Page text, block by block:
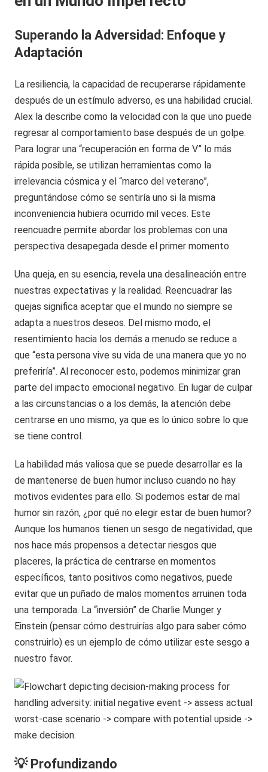
Superando la Adversidad: Enfoque y
Adaptación
La resiliencia, la capacidad de recuperarse rápidamente
después de un estímulo adverso, es una habilidad crucial.
Alex la describe como la velocidad con la que uno puede
regresar al comportamiento base después de un golpe.
Para lograr una “recuperación en forma de V” lo más
rápida posible, se utilizan herramientas como la
irrelevancia cósmica y el “marco del veterano”,
preguntándose cómo se sentiría uno si la misma
inconveniencia hubiera ocurrido mil veces. Este
reencuadre permite abordar los problemas con una
perspectiva desapegada desde el primer momento.
Una queja, en su esencia, revela una desalineación entre
nuestras expectativas y la realidad. Reencuadrar las
quejas significa aceptar que el mundo no siempre se
adapta a nuestros deseos. Del mismo modo, el
resentimiento hacia los demás a menudo se reduce a
que “esta persona vive su vida de una manera que yo no
preferiría”. Al reconocer esto, podemos minimizar gran
parte del impacto emocional negativo. En lugar de culpar
a las circunstancias o a los demás, la atención debe
centrarse en uno mismo, ya que es lo único sobre lo que
se tiene control.
La habilidad más valiosa que se puede desarrollar es la
de mantenerse de buen humor incluso cuando no hay
motivos evidentes para ello. Si podemos estar de mal
humor sin razón, ¿por qué no elegir estar de buen humor?
Aunque los humanos tienen un sesgo de negatividad, que
nos hace más propensos a detectar riesgos que
placeres, la práctica de centrarse en momentos
específicos, tanto positivos como negativos, puede
evitar que un puñado de malos momentos arruinen toda
una temporada. La “inversión” de Charlie Munger y
Einstein (pensar cómo destruirías algo para saber cómo
construirlo) es un ejemplo de cómo utilizar este sesgo a
nuestro favor.
💡 Profundizando